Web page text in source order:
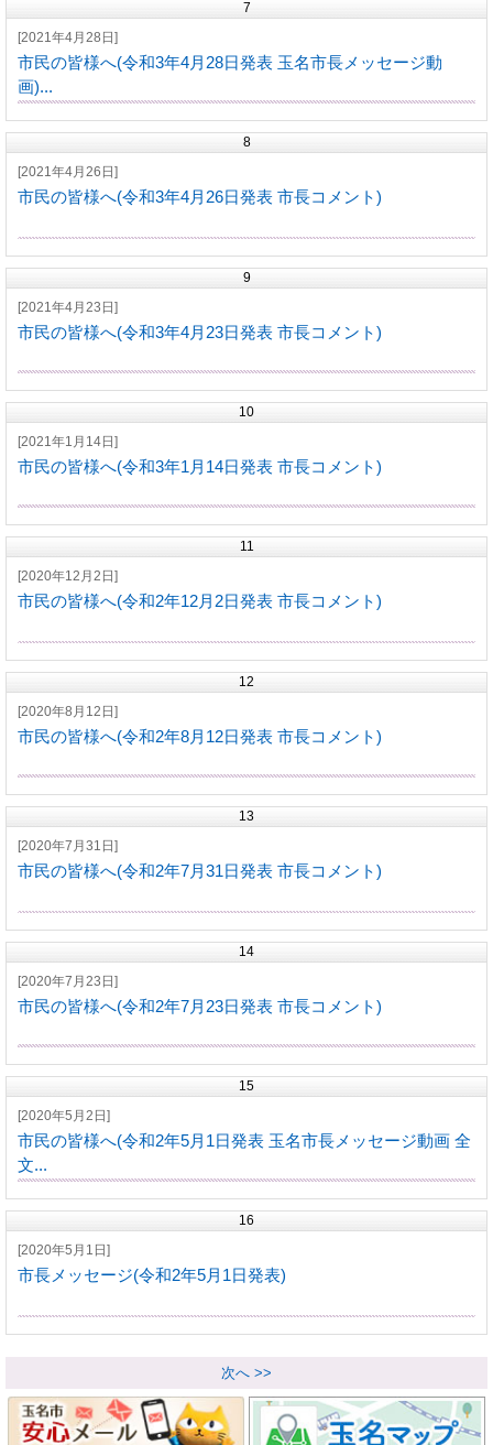
7
[2021年4月28日]
市民の皆様へ(令和3年4月28日発表 玉名市長メッセージ動
画)...
8
[2021年4月26日]
市民の皆様へ(令和3年4月26日発表 市長コメント)
9
[2021年4月23日]
市民の皆様へ(令和3年4月23日発表 市長コメント)
10
[2021年1月14日]
市民の皆様へ(令和3年1月14日発表 市長コメント)
11
[2020年12月2日]
市民の皆様へ(令和2年12月2日発表 市長コメント)
12
[2020年8月12日]
市民の皆様へ(令和2年8月12日発表 市長コメント)
13
[2020年7月31日]
市民の皆様へ(令和2年7月31日発表 市長コメント)
14
[2020年7月23日]
市民の皆様へ(令和2年7月23日発表 市長コメント)
15
[2020年5月2日]
市民の皆様へ(令和2年5月1日発表 玉名市長メッセージ動画 全
文...
16
[2020年5月1日]
市長メッセージ(令和2年5月1日発表)
次へ >>